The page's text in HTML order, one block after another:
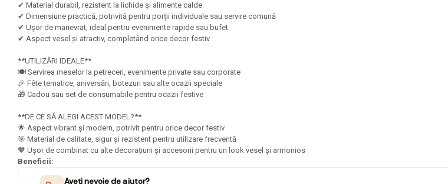
Pensule scolare bucata
Pensule scolare set
Lipiciuri
Foarfece pentru copii
Hartie si carton colorate
Hartie Creponata, Hartie
Mape Birou/ Dosare Scolare
Trusa geometrie scolara
Rigle, echere si raportor
✔ Material durabil, rezistent la lichide și alimente calde
✔ Dimensiune practică, potrivită pentru porții individuale sau servire comună
✔ Ușor de manevrat, ideal pentru evenimente rapide sau bufet
✔ Aspect vesel și atractiv, completând orice decor festiv
**UTILIZĂRI IDEALE**
🍽️ Servirea meselor la petreceri, evenimente private sau corporate
🎉 Fête tematice, aniversări, botezuri sau alte ocazii speciale
🎁 Cadou sau set de consumabile pentru ocazii festive
**DE CE SĂ ALEGI ACEST MODEL?**
🌟 Aspect vibrant și modern, potrivit pentru orice decor festiv
🎯 Material de calitate, sigur și rezistent pentru utilizare frecventă
🧡 Ușor de combinat cu alte decorațiuni și accesorii pentru un look vesel și armonios
Beneficii:
Aveți nevoie de ajutor?